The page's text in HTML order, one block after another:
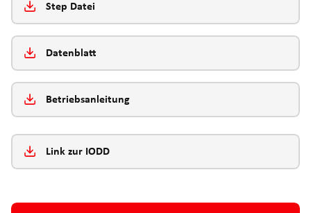
Step Datei
Datenblatt
Betriebsanleitung
Link zur IODD